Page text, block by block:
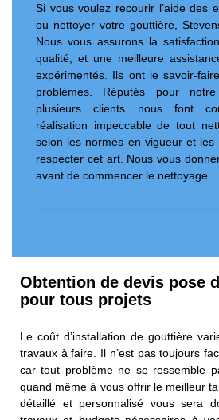
Si vous voulez recourir l’aide des
ou nettoyer votre gouttière,
Nous vous assurons la
qualité, et une meilleure
expérimentés. Ils ont le savoir-
problèmes. Réputés pour notre
plusieurs clients nous font
réalisation impeccable de tout
selon les normes en vigueur et les
respecter cet art. Nous vous
avant de commencer le nettoyage.
Obtention de devis pose
pour tous projets
Le coût d’installation de gouttière
travaux à faire. Il n’est pas toujours
car tout problème ne se ressemble
quand même à vous offrir le meilleur
détaillé et personnalisé vous sera